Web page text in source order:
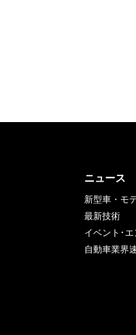
ニュース
新型車・モ
最新技術
イベント･エ
自動車業界